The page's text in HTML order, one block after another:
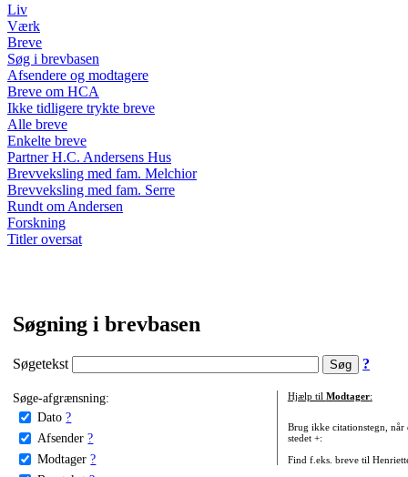
Liv
Værk
Breve
Søg i brevbasen
Afsendere og modtagere
Breve om HCA
Ikke tidligere trykte breve
Alle breve
Enkelte breve
Partner H.C. Andersens Hus
Brevveksling med fam. Melchior
Brevveksling med fam. Serre
Rundt om Andersen
Forskning
Titler oversat
Søgning i brevbasen
Søgetekst ?
Søge-afgrænsning:
Dato ?
Afsender ?
Modtager ?
Hjælp til Modtager:
Brug ikke citationstegn, når
stedet +:
Find f.eks. breve til